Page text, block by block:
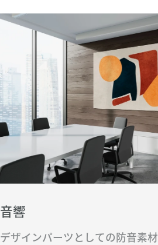
音響
デザインパーツとしての防音素材